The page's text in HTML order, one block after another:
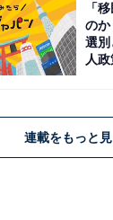
「
の
選別
人
連載をもっと